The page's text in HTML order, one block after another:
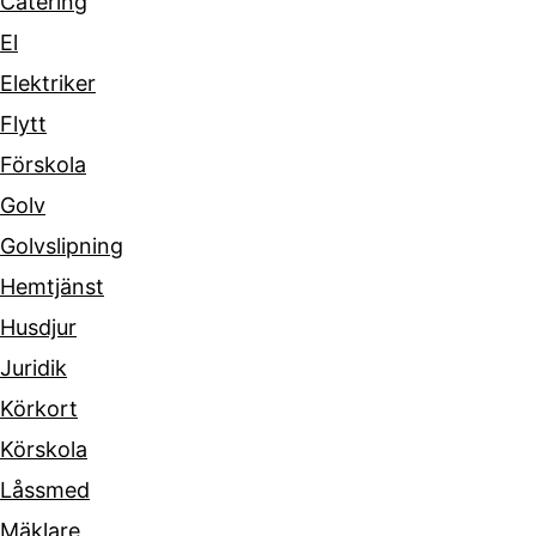
El
Elektriker
Flytt
Förskola
Golv
Golvslipning
Hemtjänst
Husdjur
Juridik
Körkort
Körskola
Låssmed
Mäklare